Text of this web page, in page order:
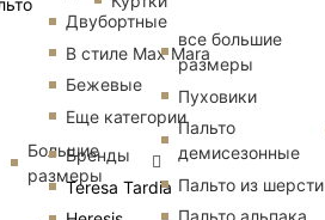
Двубортные
В стиле Max Mara
Бежевые
Еще категории
Бренды
Teresa Tardia
Большие
размеры
все большие
размеры
Пуховики
Пальто
демисезонные
Пальто из шерсти